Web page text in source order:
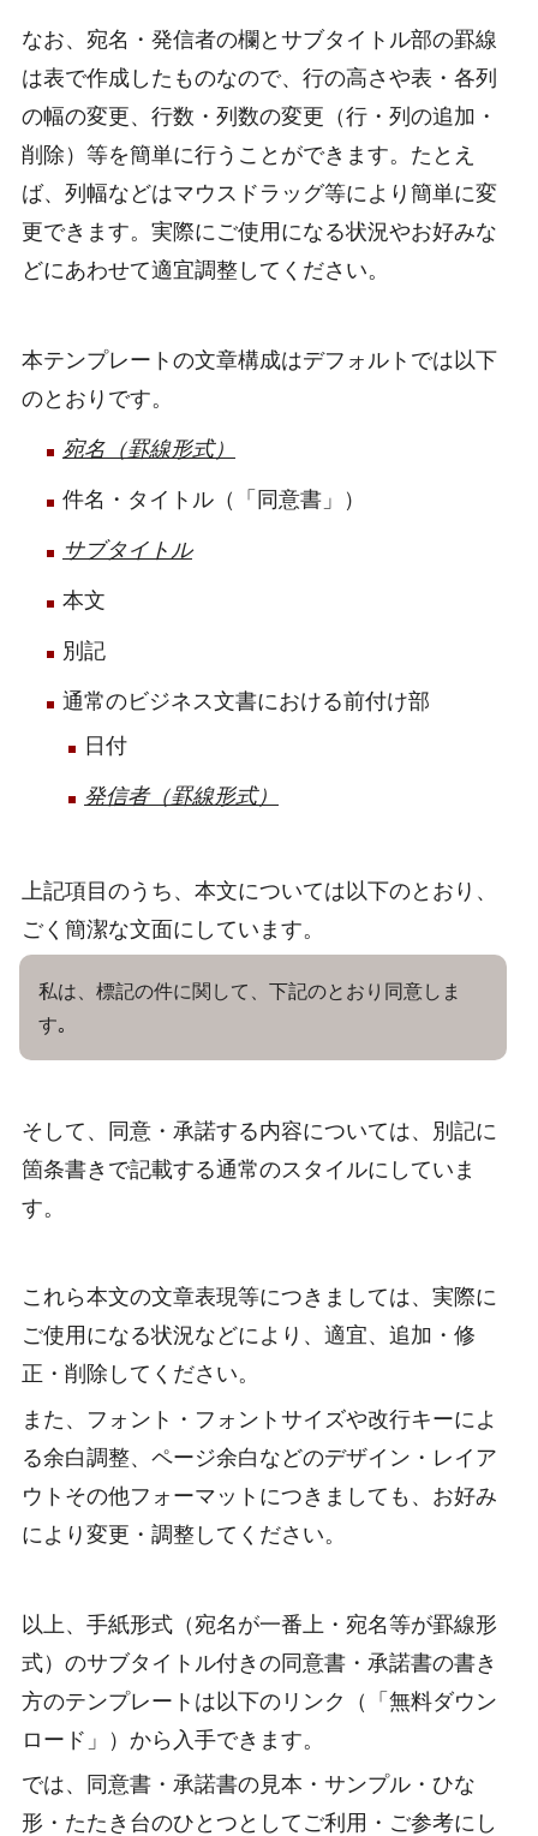
なお、宛名・発信者の欄とサブタイトル部の罫線
は表で作成したものなので、行の高さや表・各列
の幅の変更、行数・列数の変更（行・列の追加・
削除）等を簡単に行うことができます。たとえ
ば、列幅などはマウスドラッグ等により簡単に変
更できます。実際にご使用になる状況やお好みな
どにあわせて適宜調整してください。
本テンプレートの文章構成はデフォルトでは以下
のとおりです。
宛名（罫線形式）
件名・タイトル（「同意書」）
サブタイトル
本文
別記
通常のビジネス文書における前付け部
日付
発信者（罫線形式）
上記項目のうち、本文については以下のとおり、
ごく簡潔な文面にしています。
私は、標記の件に関して、下記のとおり同意しま
す｡
そして、同意・承諾する内容については、別記に
箇条書きで記載する通常のスタイルにしていま
す。
これら本文の文章表現等につきましては、実際に
ご使用になる状況などにより、適宜、追加・修
正・削除してください。
また、フォント・フォントサイズや改行キーによ
る余白調整、ページ余白などのデザイン・レイア
ウトその他フォーマットにつきましても、お好み
により変更・調整してください。
以上、手紙形式（宛名が一番上・宛名等が罫線形
式）のサブタイトル付きの同意書・承諾書の書き
方のテンプレートは以下のリンク（「無料ダウン
ロード」）から入手できます。
では、同意書・承諾書の見本・サンプル・ひな
形・たたき台のひとつとしてご利用・ご参考にし